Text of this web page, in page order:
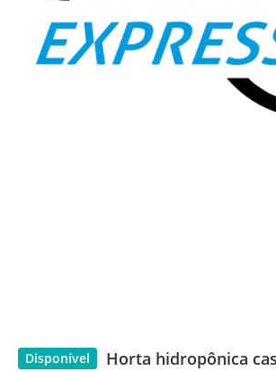
Disponível Horta hidropônica